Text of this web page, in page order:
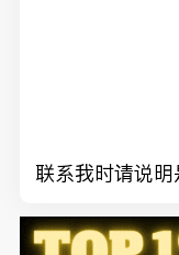
联系我时请说明